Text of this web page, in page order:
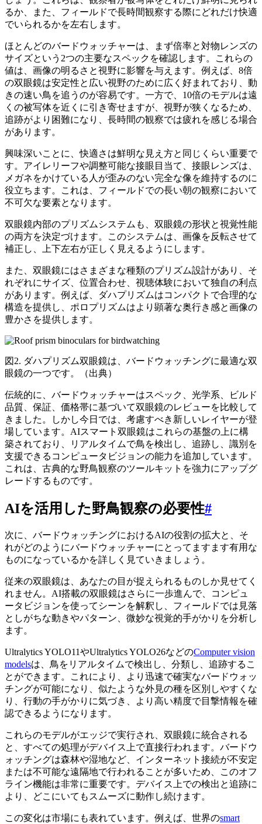
るか、また、フィールドで長時間観察する際にどれだけ快適
でいられるかを左右します。
ほとんどのバードウォッチャーは、まず倍率と対物レンズの
サイズという2つの主要なスペックを確認します。これらの
値は、画像の明るさと視野に影響を与えます。例えば、8倍
の双眼鏡は安定性と広い視野のために広く好まれており、動
きの速い鳥を追うのが容易です。一方で、10倍のモデルは遠
くの被写体を近くに引き寄せますが、視野が狭くなるため、
追跡がより困難になり、長時間の観察では疲れを感じる場合
があります。
興味深いことに、快適さは鮮明な見え方と同じくらい重要で
す。アイレリーフや調整可能な接眼目当て、接眼レンズは、
メガネをかけている人が歪みのない完全な像を維持するのに
役立ちます。これは、フィールドでの長い朝の観察において
不可欠な要素となります。
双眼鏡内部のプリズムシステムも、双眼鏡の形状と視覚性能
の両方を決定づけます。このシステムは、画像を反転させて
補正し、上下左右が正しく見えるようにします。
また、双眼鏡にはさまざまな種類のプリズム設計があり、そ
れぞれにサイズ、位置合わせ、視聴体験において独自の利点
があります。例えば、ダハプリズムはコンパクトで合理的な
構造を提供し、ポロプリズムはより顕著な奥行き感と画像の
豊かさを提供します。
図2. ダハプリズム双眼鏡は、バードウォッチングに最適な双
眼鏡の一つです。（出典）
伝統的に、バードウォッチャーはスペック、光学系、ビルド
品質、保証、価格帯に基づいて双眼鏡のレビューを比較して
きました。しかし今日では、考慮すべき新しいレイヤーが登
場しています。AIスマート双眼鏡はこれらの基盤の上に構
築されており、リアルタイムで鳥を検出し、追跡し、識別を
支援できるコンピュータビジョンの能力を追加しています。
これは、古典的な野鳥観察のツールキットを強力にアップグ
レードするものです。
AIを活用した野鳥観察の必要性#
次に、バードウォッチングにおけるAIの役割の拡大と、そ
れがどのようにバードウォッチャーにとってますます有用な
ものになっているかを詳しく見ていきましょう。
従来の双眼鏡は、あなたの目が捉えられるものしか見せてく
れません。AI搭載の双眼鏡はさらに一歩進んで、コンピュ
ータビジョンを使ってシーンを解釈し、フィールドでは見落
としがちな動きやパターン、微妙な視覚的手がかりを分析し
ます。
Ultralytics YOLO11やUltralytics YOLO26などのComputer vision
modelsは、鳥をリアルタイムで検出し、分類し、追跡するこ
とができます。これにより、より迅速で確実なバードウォッ
チングが可能になり、似たような外見の種を区別しやすくな
り、行動の手がかりに気づき、より高い精度で目撃情報を確
認できるようになります。
これらのモデルがエッジで実行され、双眼鏡に統合される
と、すべての処理がデバイス上で直接行われます。バードウ
ォッチングは森林や湿地など、インターネット接続が不安定
または不可能な遠隔地で行われることが多いため、このオフ
ライン機能は非常に重要です。デバイス上での検出と追跡に
より、どこにいてもスムーズに動作し続けます。
この変化は市場にも表れています。例えば、世界のsmart